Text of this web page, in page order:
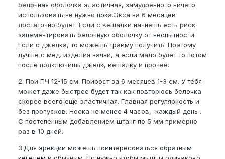
Не буду тянуть, перейду к вопросам.
Программы тренировок.
Программа тренировок должна быть комплексной,
или лучше отдать предпочтение самому
эффективному методу, подвешиванию или
джулкингу.
Сроки.
Конечно же всегда хочется всего и сразу, какой
срок понадобится для + 2-5 см? Звучит конечно
как сказка я понимаю но все же.
От упр. кегеля эрекция станет лучше? Могут ли
белочная оболочка эластичная, замудренного ничего
использовать не нужно пока.Экса на 6 месяцев
достаточно будет. Если с вешалки начнешь есть риск
зацементировать белочную оболочку от неопытности.
Если с джелка, то можешь травму получить. Поэтому
лучше с мед. изделия начни, а если мало будет то потом
после подключишь джелк, вешалку и прочее.
2. При ПЧ 12-15 см. Прирост за 6 месяцев 1-3 см. У тебя
может даже быстрее будет так как повторюсь белочка
скорее всего еще эластичная. Главная регулярность и
без пропусков. Носка не менее 4 часов, каждый день .
С постепенным добавлением штанг по 5 мм примерно
раз в 10 дней.
3.Для эрекции можешь поинтересоваться обратным